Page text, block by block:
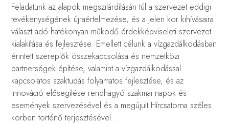
Feladatunk az alapok megszilárdításán túl a szervezet eddigi
tevékenységének újraértelmezése, és a jelen kor kihívásaira
választ adó hatékonyan működő érdekképviseleti szervezet
kialakítása és fejlesztése. Emellett célunk a vízgazdálkodásban
érintett szereplők összekapcsolása és nemzetközi
partnerségek építése, valamint a vízgazdálkodással
kapcsolatos szaktudás folyamatos fejlesztése, és az
innováció elősegítése rendhagyó szakmai napok és
események szervezésével és a megújult Hírcsatorna széles
körben történő terjesztésével.